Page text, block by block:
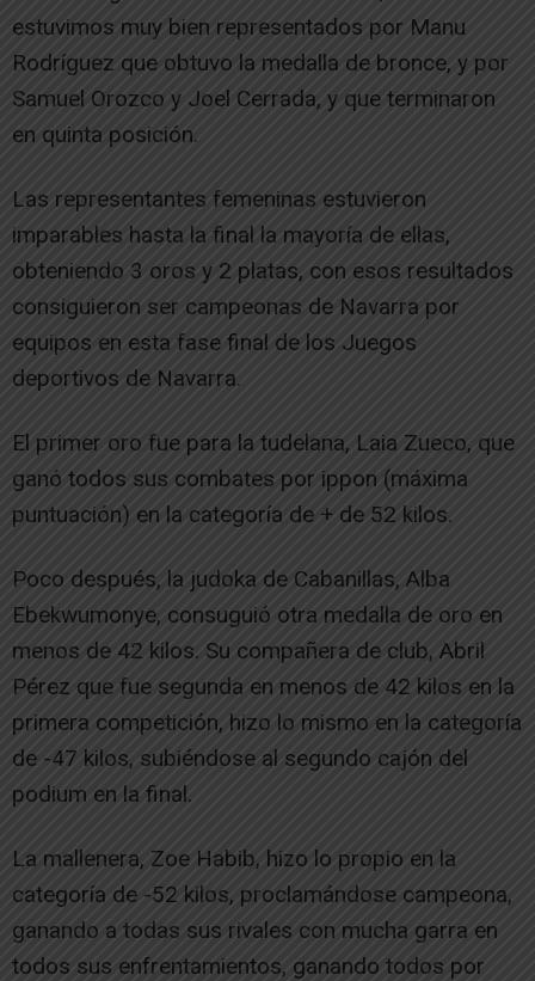
estuvimos muy bien representados por Manu
Rodríguez que obtuvo la medalla de bronce, y por
Samuel Orozco y Joel Cerrada, y que terminaron
en quinta posición.
Las representantes femeninas estuvieron
imparables hasta la final la mayoría de ellas,
obteniendo 3 oros y 2 platas, con esos resultados
consiguieron ser campeonas de Navarra por
equipos en esta fase final de los Juegos
deportivos de Navarra.
El primer oro fue para la tudelana, Laia Zueco, que
ganó todos sus combates por ippon (máxima
puntuación) en la categoría de + de 52 kilos.
Poco después, la judoka de Cabanillas, Alba
Ebekwumonye, consuguió otra medalla de oro en
menos de 42 kilos. Su compañera de club, Abril
Pérez que fue segunda en menos de 42 kilos en la
primera competición, hizo lo mismo en la categoría
de -47 kilos, subiéndose al segundo cajón del
podium en la final.
La mallenera, Zoe Habib, hizo lo propio en la
categoría de -52 kilos, proclamándose campeona,
ganando a todas sus rivales con mucha garra en
todos sus enfrentamientos, ganando todos por